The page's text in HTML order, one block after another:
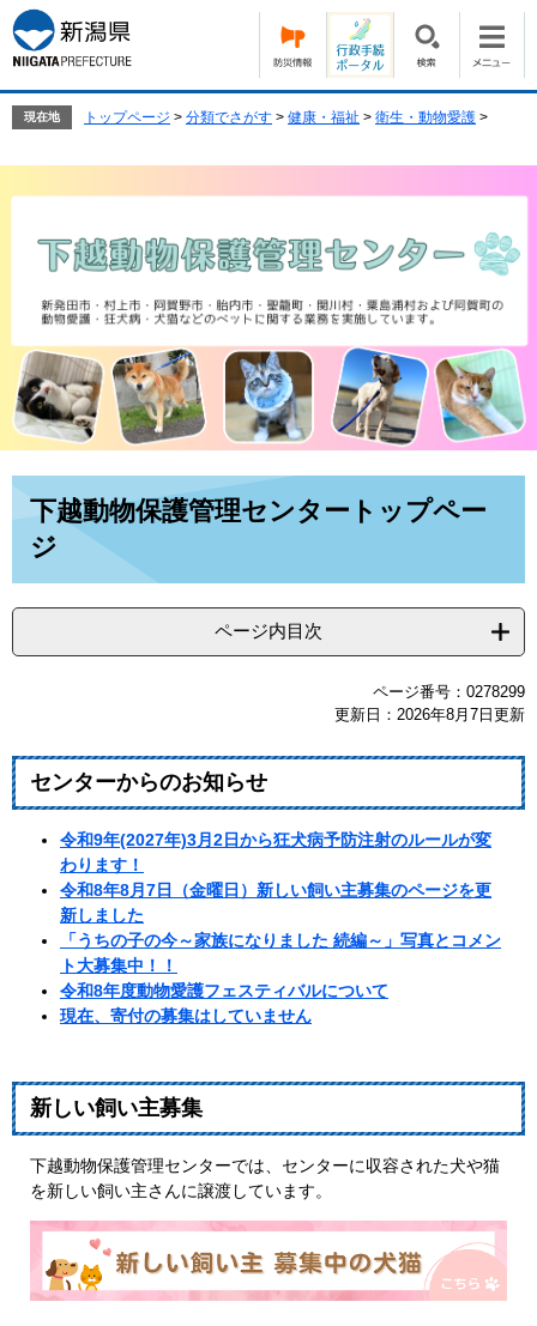
ー
ジ
の
で
ニ
ュ
ー
ば
現在地 トップページ > 分類でさがす > 健康・福祉 > 衛生・動物愛護 >
下越動物保護管理センタートップペー
ジ
ページ内目次
ページ番号：0278299
更新日：2026年8月7日更新
センターからのお知らせ​​​​​​​
令和9年(2027年)3月2日から狂犬病予防注射のルールが変
わります！
令和8年8月7日（金曜日）新しい飼い主募集のページを更
新しました​​
「うちの子の今～家族になりました 続編～」写真とコメン
ト大募集中！！
令和8年度動物愛護フェスティバルについて
現在、寄付の募集はしていません
新しい飼い主募集
下越動物保護管理センターでは、センターに収容された犬や猫
を新しい飼い主さんに譲渡しています。